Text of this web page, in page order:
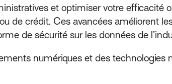
et optimiser votre efficacité
de crédit. Ces avancées améliorent
de sécurité sur les données de
numériques et des technologies